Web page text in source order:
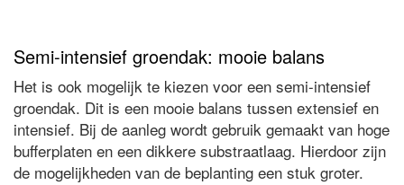
Semi-intensief groendak: mooie balans
Het is ook mogelijk te kiezen voor een semi-intensief
groendak. Dit is een mooie balans tussen extensief en
intensief. Bij de aanleg wordt gebruik gemaakt van hoge
bufferplaten en een dikkere substraatlaag. Hierdoor zijn
de mogelijkheden van de beplanting een stuk groter.